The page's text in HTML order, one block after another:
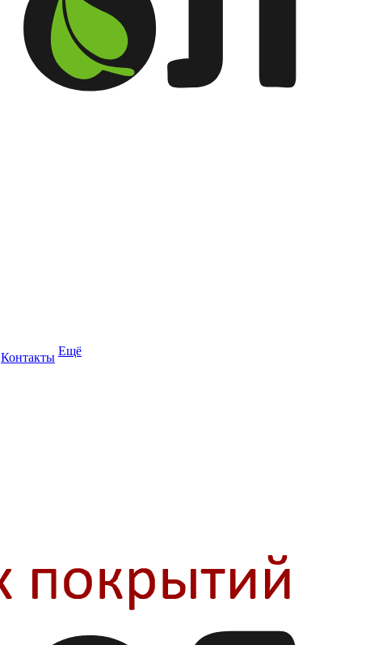
Контакты Ещё